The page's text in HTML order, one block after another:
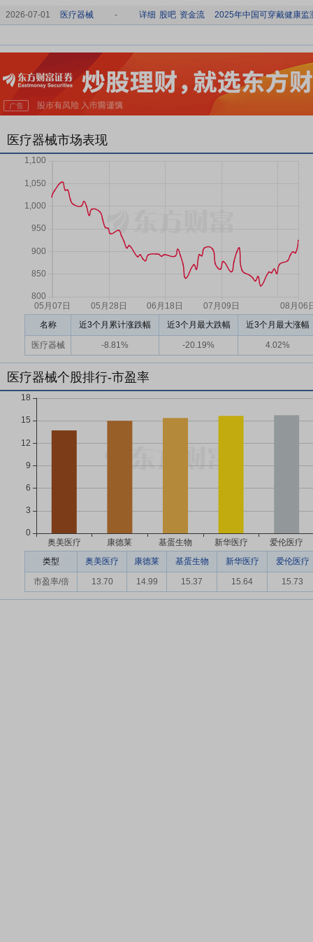
2026-07-01
医疗器械 - 详细 股吧 资金流 2025年中国可穿戴健康监
医疗器械市场表现
名称 近3个月累计涨跌幅 近3个月最大跌幅 近3个月最大涨幅
医疗器械 -8.81% -20.19% 4.02%
医疗器械个股排行-市盈率
类型 奥美医疗 康德莱 基蛋生物 新华医疗 爱伦医疗
市盈率/倍 13.70 14.99 15.37 15.64 15.73